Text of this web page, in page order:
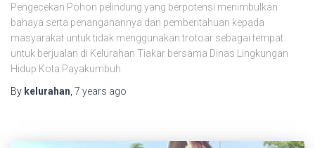
Pengecekan Pohon pelindung yang berpotensi menimbulkan
bahaya serta penanganannya dan pemberitahuan kepada
masyarakat untuk tidak menggunakan trotoar sebagai tempat
untuk berjualan di Kelurahan Tiakar bersama Dinas Lingkungan
Hidup Kota Payakumbuh
By kelurahan 7 years ago